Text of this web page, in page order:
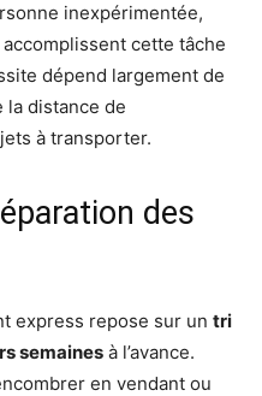
inexpérimentée,
cette tâche
dépend largement de
la distance de
à transporter.
des
express repose sur un tri
semaines à l’avance.
en vendant ou